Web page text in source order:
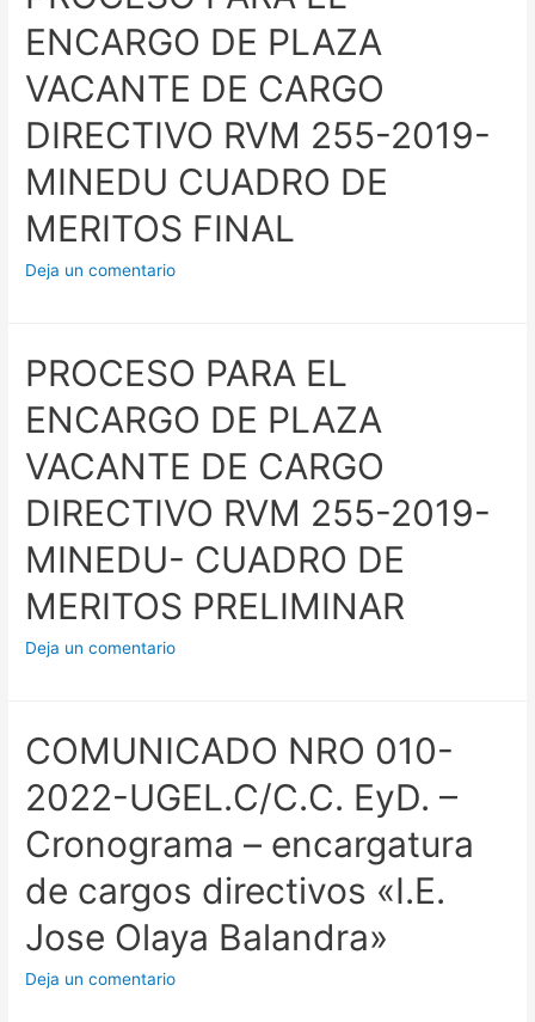
ENCARGO DE PLAZA
VACANTE DE CARGO
DIRECTIVO RVM 255-2019-
MINEDU CUADRO DE
MERITOS FINAL
Deja un comentario
PROCESO PARA EL
ENCARGO DE PLAZA
VACANTE DE CARGO
DIRECTIVO RVM 255-2019-
MINEDU- CUADRO DE
MERITOS PRELIMINAR
Deja un comentario
COMUNICADO NRO 010-
2022-UGEL.C/C.C. EyD. –
Cronograma – encargatura
de cargos directivos «I.E.
Jose Olaya Balandra»
Deja un comentario